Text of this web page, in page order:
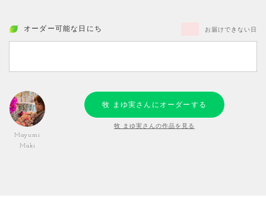
オーダー可能な日にち お届けできない日
Mayumi
Maki
牧 まゆ実さんにオーダーする
牧 まゆ実さんの作品を見る